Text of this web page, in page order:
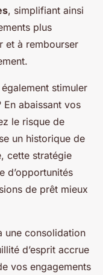
, simplifiant ainsi
plus
et à rembourser
stimuler
En abaissant vos
le risque de
un historique de
cette stratégie
d’opportunités
de prêt mieux
une consolidation
d’esprit accrue
vos engagements